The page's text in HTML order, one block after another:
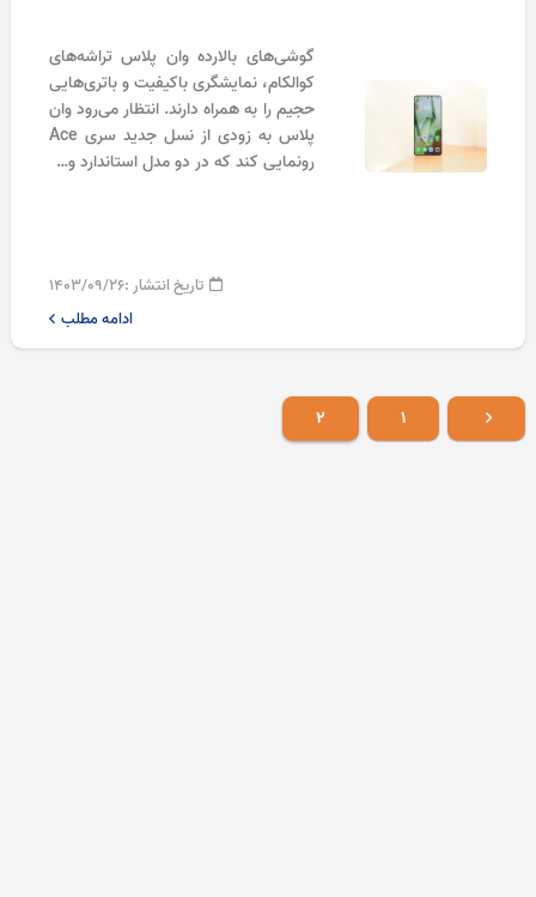
گوشی‌های بالارده وان پلاس تراشه‌های
کوالکام، نمایشگری باکیفیت و باتری‌هایی
حجیم را به همراه دارند. انتظار می‌رود وان
پلاس به زودی از نسل جدید سری Ace
رونمایی کند که در دو مدل استاندارد و…
تاریخ انتشار :۱۴۰۳/۰۹/۲۶
ادامه مطلب
۱ ۲